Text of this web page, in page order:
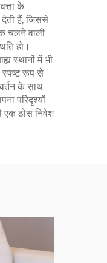
के
देती हैं, जिससे
चलने वाली
हो।
स्थानों में भी
स्पष्ट रूप से
के साथ
परिदृश्यों
एक ठोस निवेश